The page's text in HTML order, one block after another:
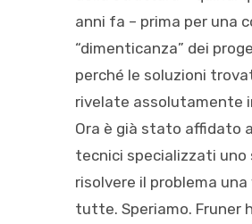
anni fa – prima per una
“dimenticanza” dei
perché le soluzioni
rivelate assolutamente
Ora è già stato affidato
tecnici specializzati uno
risolvere il problema
tutte. Speriamo. Fruner